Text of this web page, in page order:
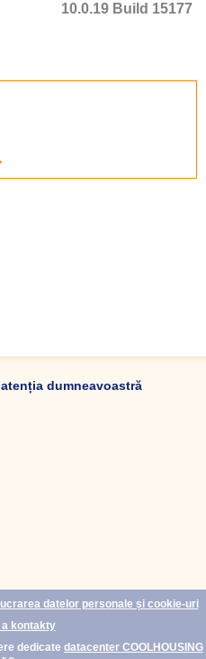
10.0.19 Build 15177
dumneavoastră
datelor personale și cookie-uri
a kontakty
dedicate datacenter COOLHOUSING